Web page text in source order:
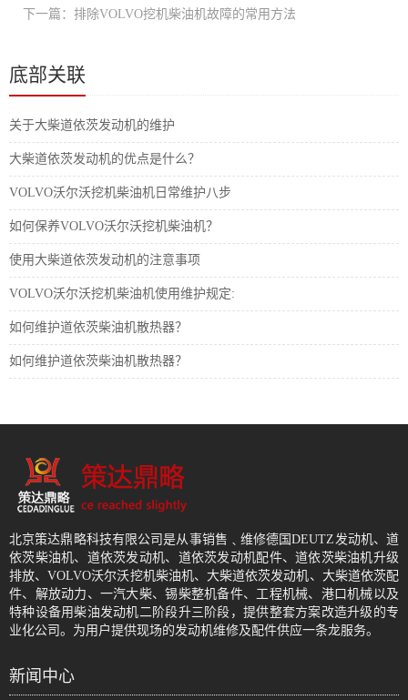
下一篇：排除VOLVO挖机柴油机故障的常用方法
底部关联
关于大柴道依茨发动机的维护
大柴道依茨发动机的优点是什么？
VOLVO沃尔沃挖机柴油机日常维护八步
如何保养VOLVO沃尔沃挖机柴油机？
使用大柴道依茨发动机的注意事项
VOLVO沃尔沃挖机柴油机使用维护规定:
如何维护道依茨柴油机散热器？
如何维护道依茨柴油机散热器？
北京策达鼎略科技有限公司是从事销售﹑维修德国DEUTZ发动机、道
依茨柴油机、道依茨发动机、道依茨发动机配件、道依茨柴油机升级
排放、VOLVO沃尔沃挖机柴油机、大柴道依茨发动机、大柴道依茨配
件、解放动力、一汽大柴、锡柴整机备件、工程机械、港口机械以及
特种设备用柴油发动机二阶段升三阶段，提供整套方案改造升级的专
业化公司。为用户提供现场的发动机维修及配件供应一条龙服务。
新闻中心